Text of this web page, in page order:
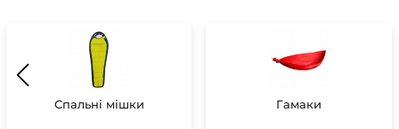
Ковдри для кемпінгу
Спальні мішки Гамаки